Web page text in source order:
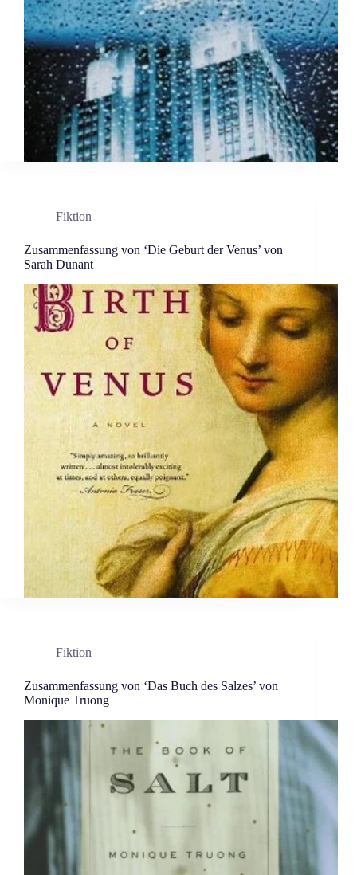
Fiktion
Zusammenfassung von ‘Die Geburt der Venus’ von
Sarah Dunant
Fiktion
Zusammenfassung von ‘Das Buch des Salzes’ von
Monique Truong